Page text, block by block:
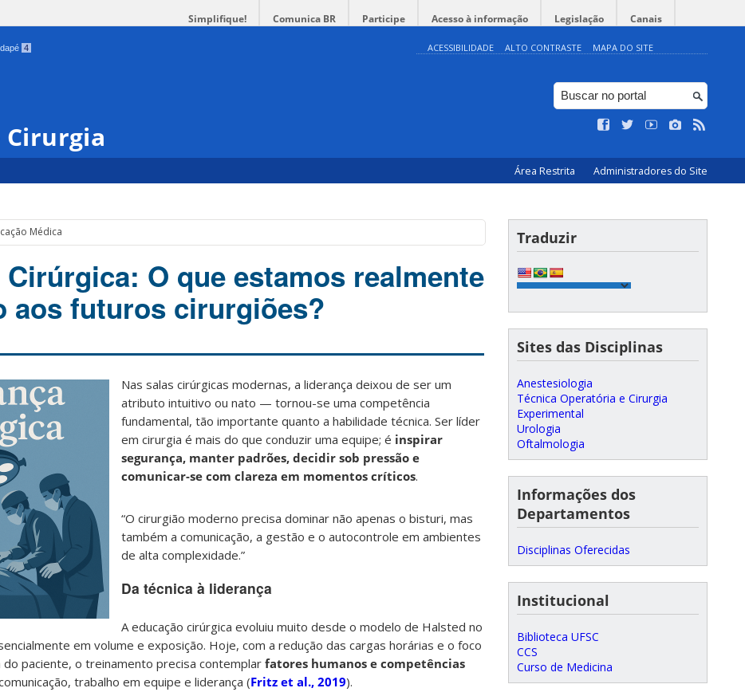
Simplifique! Comunica BR Participe Acesso à informação Legislação Canais
4 ACESSIBILIDADE ALTO CONTRASTE MAPA DO SITE
Área Restrita Administradores do Site
Médica
O que estamos realmente
aos futuros cirurgiões?
Nas salas cirúrgicas modernas, a liderança deixou de ser um
atributo intuitivo ou nato — tornou-se uma competência
fundamental, tão importante quanto a habilidade técnica. Ser líder
em cirurgia é mais do que conduzir uma equipe; é inspirar
segurança, manter padrões, decidir sob pressão e
comunicar-se com clareza em momentos críticos.
“O cirurgião moderno precisa dominar não apenas o bisturi, mas
também a comunicação, a gestão e o autocontrole em ambientes
de alta complexidade.”
Da técnica à liderança
A educação cirúrgica evoluiu muito desde o modelo de Halsted no
em volume e exposição. Hoje, com a redução das cargas horárias e o foco
do paciente, o treinamento precisa contemplar fatores humanos e competências
trabalho em equipe e liderança (Fritz et al., 2019).
Traduzir
Sites das Disciplinas
Anestesiologia
Técnica Operatória e Cirurgia
Experimental
Urologia
Oftalmologia
Informações dos
Departamentos
Disciplinas Oferecidas
Institucional
Biblioteca UFSC
CCS
Curso de Medicina